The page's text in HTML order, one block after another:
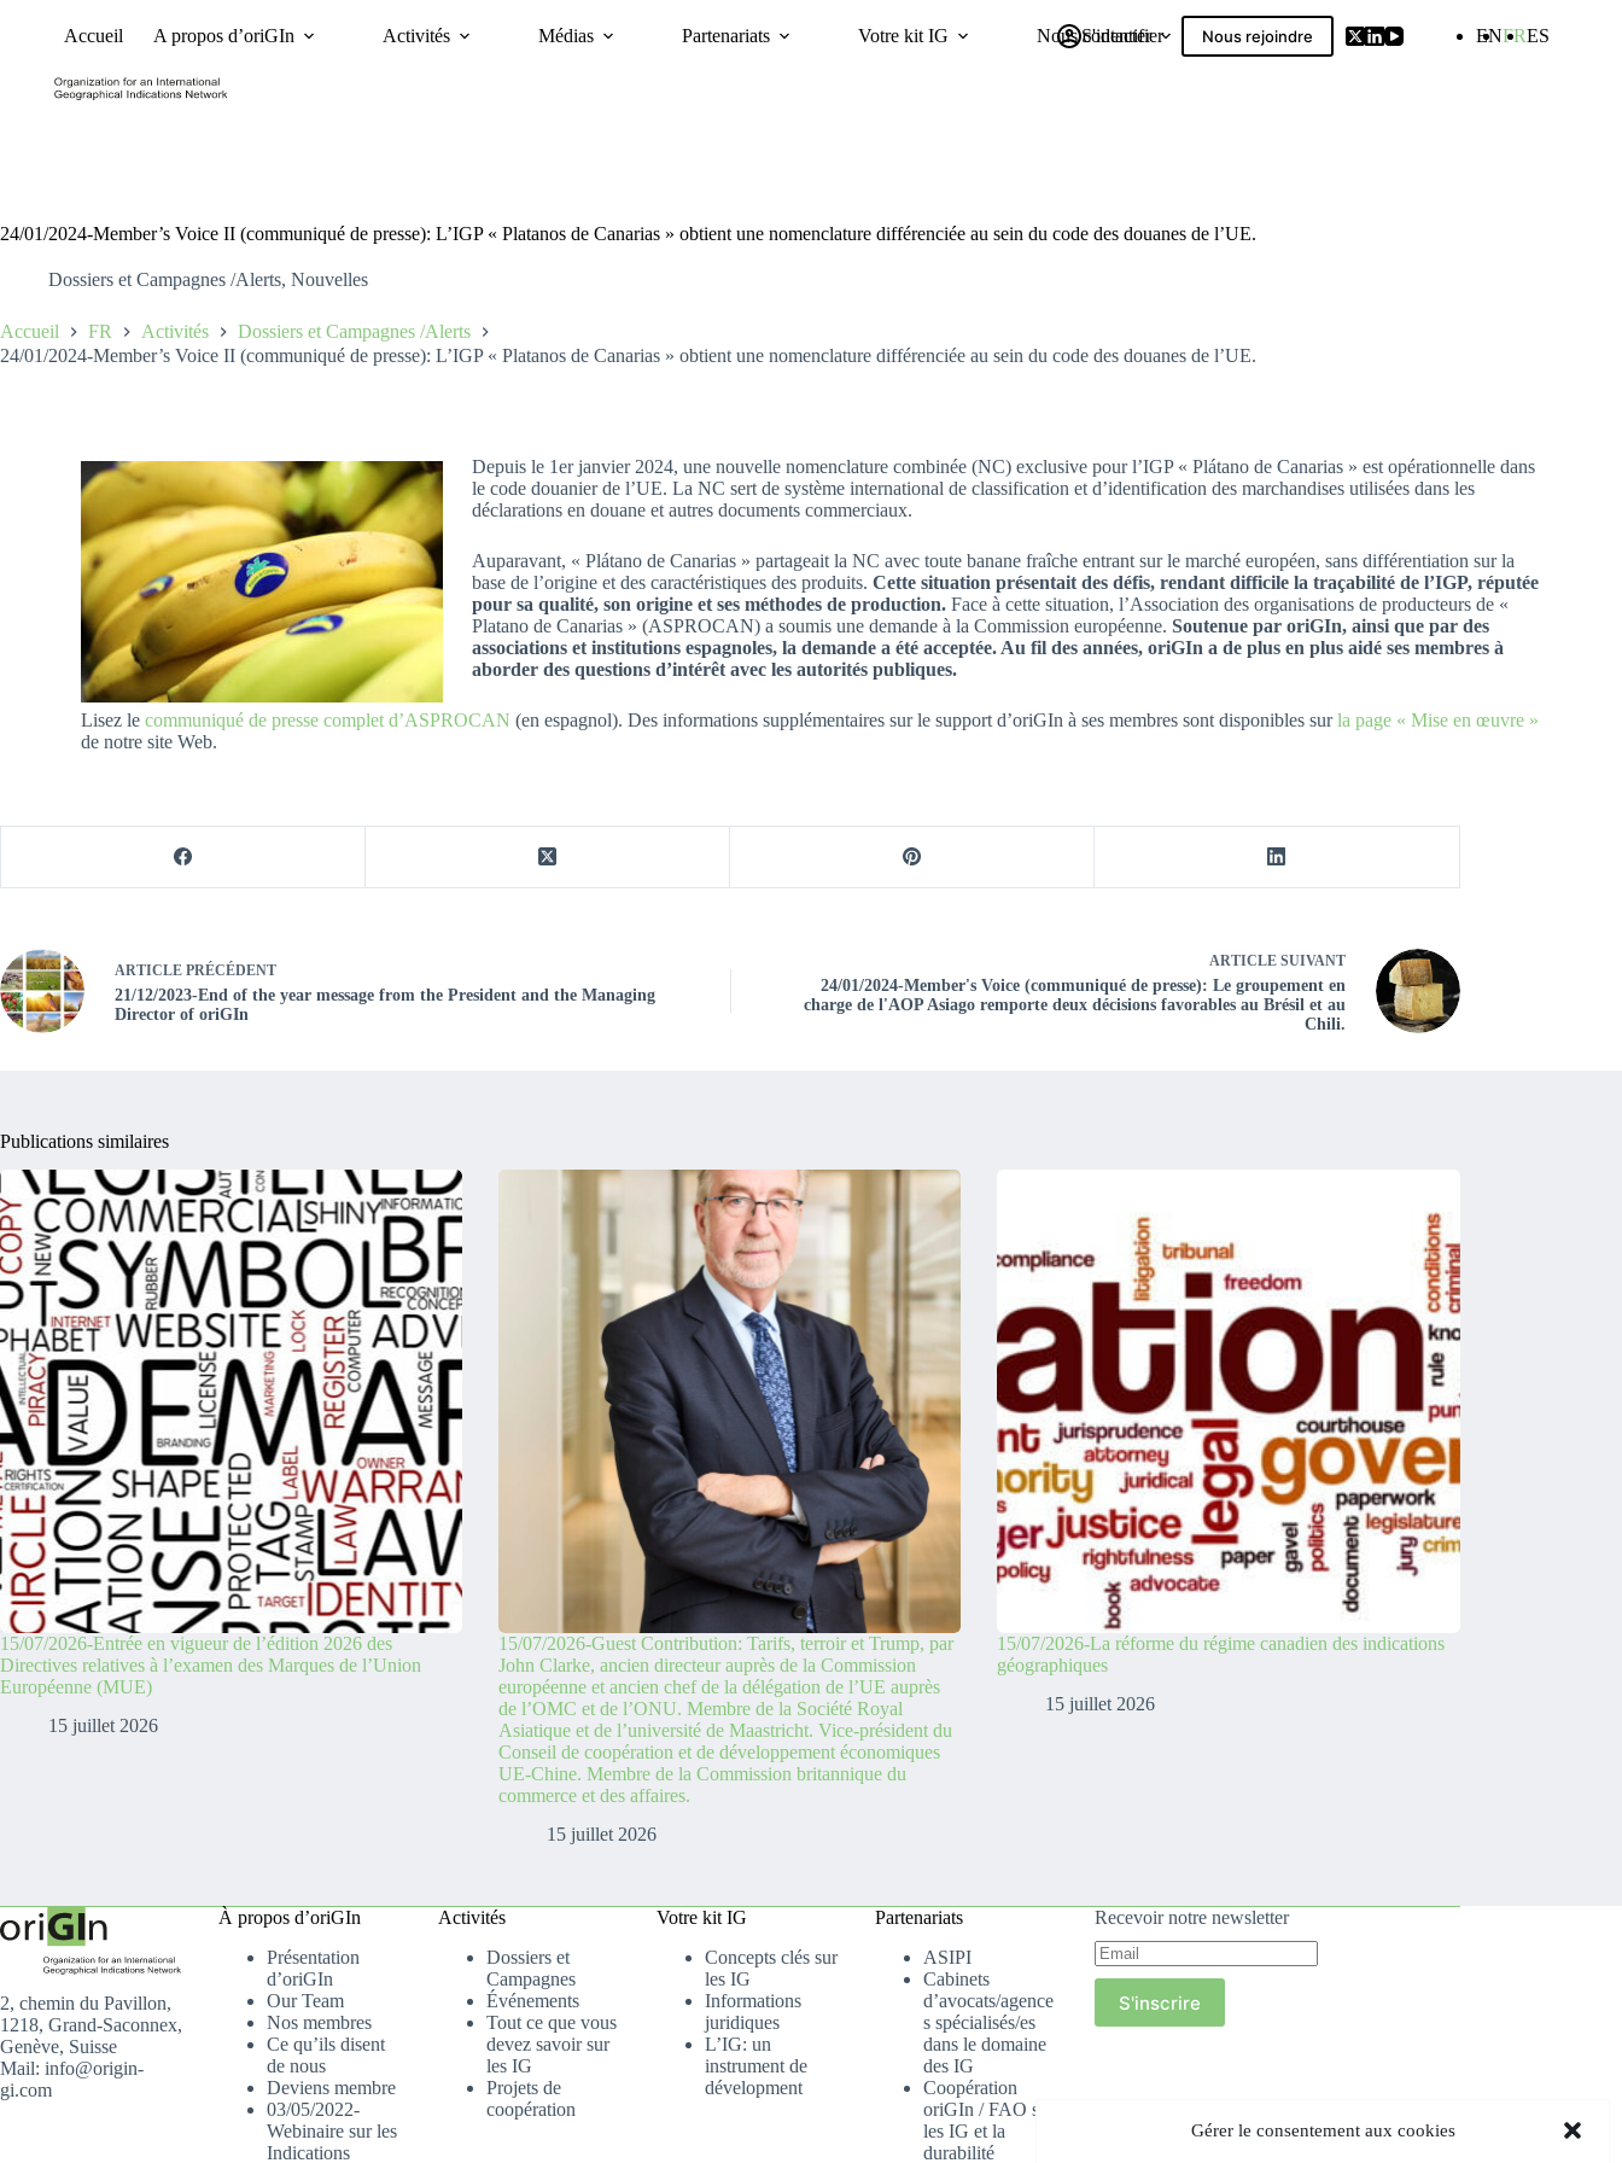
Gérer le consentement aux cookies
Accueil A propos d’oriGIn Activités Médias Partenariats Votre kit IG Nous contacter
S'identifier Nous rejoindre ENFRES
24/01/2024-Member’s Voice II (communiqué de presse): L’IGP « Platanos de Canarias » obtient une nomenclature différenciée au sein du code des douanes de l’UE.
Dossiers et Campagnes /Alerts, Nouvelles
Accueil FR Activités
Dossiers et Campagnes /Alerts
24/01/2024-Member’s Voice II (communiqué de presse): L’IGP « Platanos de Canarias » obtient une nomenclature différenciée au sein du code des douanes de l’UE.
Depuis le 1er janvier 2024, une nouvelle nomenclature combinée (NC) exclusive pour l’IGP « Plátano de Canarias » est opérationnelle dans
le code douanier de l’UE. La NC sert de système international de classification et d’identification des marchandises utilisées dans les
déclarations en douane et autres documents commerciaux.
Auparavant, « Plátano de Canarias » partageait la NC avec toute banane fraîche entrant sur le marché européen, sans différentiation sur la
base de l’origine et des caractéristiques des produits.Cette situation présentait des défis, rendant difficile la traçabilité de l’IGP, réputée
pour sa qualité, son origine et ses méthodes de production. Face à cette situation, l’Association des organisations de producteurs de «
Platano de Canarias » (ASPROCAN) a soumis une demande à la Commission européenne.Soutenue par oriGIn, ainsi que par des
associations et institutions espagnoles, la demande a été acceptée. Au fil des années, oriGIn a de plus en plus aidé ses membres à
aborder des questions d’intérêt avec les autorités publiques.
Lisez lecommuniqué de presse complet d’ASPROCAN (en espagnol). Des informations supplémentaires sur le support d’oriGIn à ses membres sont disponibles surla page « Mise en œuvre »
de notre site Web.
ARTICLE PRÉCÉDENT
21/12/2023-End of the year message from the President and the Managing
Director of oriGIn
ARTICLESUIVANT
24/01/2024-Member's Voice (communiqué de presse): Le groupement en
charge de l'AOP Asiago remporte deux décisions favorables au Brésil et au
Chili.
Publications similaires
15/07/2026-Entrée en vigueur de l’édition 2026 des
Directives relatives à l’examen des Marques de l’Union
Européenne (MUE)
15 juillet 2026
15/07/2026-Guest Contribution: Tarifs, terroir et Trump, par
John Clarke, ancien directeur auprès de la Commission
européenne et ancien chef de la délégation de l’UE auprès
de l’OMC et de l’ONU. Membre de la Société Royal
Asiatique et de l’université de Maastricht. Vice-président du
Conseil de coopération et de développement économiques
UE-Chine. Membre de la Commission britannique du
commerce et des affaires.
15 juillet 2026
15/07/2026-La réforme du régime canadien des indications
géographiques
15 juillet 2026
2, chemin du Pavillon,
1218, Grand-Saconnex,
Genève, Suisse
Mail: info@origin-
gi.com
À propos d’oriGIn
Présentation
d’oriGIn
Our Team
Nos membres
Ce qu’ils disent
de nous
Deviens membre
03/05/2022-
Webinaire sur les
Indications
Activités
Dossiers et
Campagnes
Événements
Tout ce que vous
devez savoir sur
les IG
Projets de
coopération
Votre kit IG
Concepts clés sur
les IG
Informations
juridiques
L’IG: un
instrument de
dévelopment
Partenariats
ASIPI
Cabinets
d’avocats/agence
s spécialisés/es
dans le domaine
des IG
Coopération
oriGIn / FAO sur
les IG et la
durabilité
Recevoir notre newsletter
S'inscrire